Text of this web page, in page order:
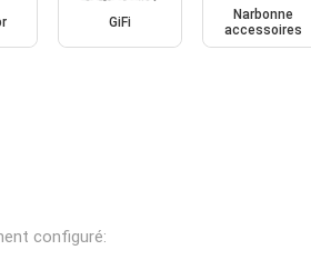
GiFi
Narbonne
accessoires
configuré: